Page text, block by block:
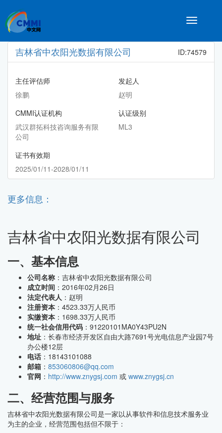
Toggle
吉林省中农阳光数据有限公司 ID:74579
主任评估师
徐鹏
发起人
赵明
CMMI认证机构
武汉群拓科技咨询服务有限
公司
认证级别
ML3
证书有效期
2025/01/11-2028/01/11
更多信息：
吉林省中农阳光数据有限公司
一、基本信息
公司名称 ：吉林省中农阳光数据有限公司
成立时间 ：2016年02月26日
法定代表人 ：赵明
注册资本 ：4523.33万人民币
实缴资本 ：1698.33万人民币
统一社会信用代码 ：91220101MA0Y43PU2N
地址 ：长春市经济开发区自由大路7691号光电信息产业园7号
办公楼12层
电话 ：18143101088
邮箱 ： 853060806@qq.com
官网 ： http://www.znygsj.com 或 www.znygsj.cn
二、经营范围与服务
吉林省中农阳光数据有限公司是一家以从事软件和信息技术服务业
为主的企业，经营范围包括但不限于：